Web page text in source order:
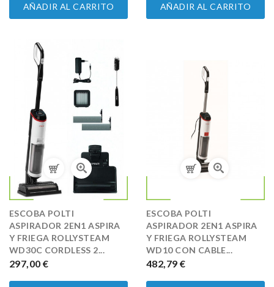
AÑADIR AL CARRITO AÑADIR AL CARRITO
ESCOBA POLTI
ASPIRADOR 2EN1 ASPIRA
Y FRIEGA ROLLYSTEAM
WD30C CORDLESS 2...
PRECIO
297,00 €
ESCOBA POLTI
ASPIRADOR 2EN1 ASPIRA
Y FRIEGA ROLLYSTEAM
WD10 CON CABLE...
PRECIO
482,79 €